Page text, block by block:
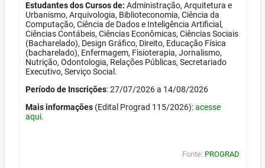
Estudantes dos Cursos de: Administração, Arquitetura e
Urbanismo, Arquivologia, Biblioteconomia, Ciência da
Computação, Ciência de Dados e Inteligência Artificial,
Ciências Contábeis, Ciências Econômicas, Ciências Sociais
(Bacharelado), Design Gráfico, Direito, Educação Física
(bacharelado), Enfermagem, Fisioterapia, Jornalismo,
Nutrição, Odontologia, Relações Públicas, Secretariado
Executivo, Serviço Social.
Período de Inscrições: 27/07/2026 a 14/08/2026
Mais informações (Edital Prograd 115/2026):acesse
aqui.
Fonte: PROGRAD